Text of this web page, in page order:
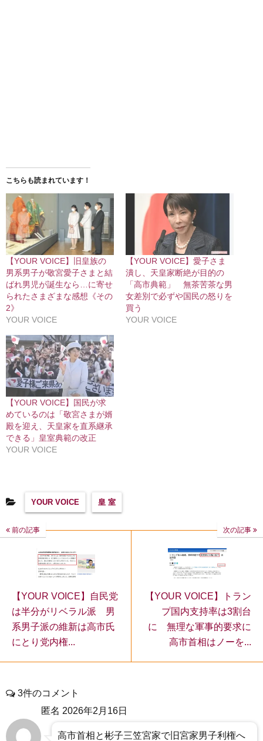
こちらも読まれています！
【YOUR VOICE】旧皇族の
男系男子が敬宮愛子さまと結
ばれ男児が誕生なら…に寄せ
られたさまざまな感想《その
2》
YOUR VOICE
【YOUR VOICE】愛子さま
潰し、天皇家断絶が目的の
「高市典範」 無茶苦茶な男
女差別で必ずや国民の怒りを
買う
YOUR VOICE
【YOUR VOICE】国民が求
めているのは「敬宮さまが婿
殿を迎え、天皇家を直系継承
できる」皇室典範の改正
YOUR VOICE
YOUR VOICE 皇 室
前の記事
【YOUR VOICE】自民党
は半分がリベラル派 男
系男子派の維新は高市氏
にとり党内権...
次の記事
【YOUR VOICE】トラン
プ国内支持率は3割台
に 無理な軍事的要求に
高市首相はノーを...
3件のコメント
匿名 2026年2月16日
高市首相と彬子三笠宮家で旧宮家男子利権へ